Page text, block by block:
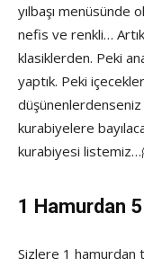
yılbaşı menüsünde
nefis ve renkli…
klasiklerden. Peki
yaptık. Peki
kurabiyelere
kurabiyesi
1 Hamurdan
Sizlere 1 hamurdan